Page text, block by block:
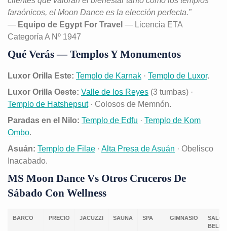
faraónicos, el Moon Dance es la elección perfecta.”
— Equipo de Egypt For Travel — Licencia ETA
Categoría A Nº 1947
Qué Verás — Templos Y Monumentos
Luxor Orilla Este: Templo de Karnak · Templo de Luxor.
Luxor Orilla Oeste: Valle de los Reyes (3 tumbas) ·
Templo de Hatshepsut· Colosos de Memnón.
Paradas en el Nilo: Templo de Edfu · Templo de Kom
Ombo.
Asuán: Templo de Filae · Alta Presa de Asuán · Obelisco
Inacabado.
MS Moon Dance Vs Otros Cruceros De
Sábado Con Wellness
BARCO PRECIO JACUZZI SAUNA SPA GIMNASIO
SALÓN